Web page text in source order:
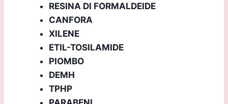
RESINA DI FORMALDEIDE
CANFORA
XILENE
ETIL-TOSILAMIDE
PIOMBO
DEMH
TPHP